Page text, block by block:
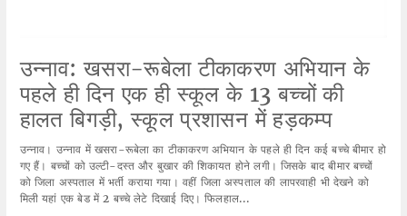
उन्नाव: खसरा-रूबेला टीकाकरण अभियान के
पहले ही दिन एक ही स्कूल के 13 बच्चों की
हालत बिगड़ी, स्कूल प्रशासन में हड़कम्प
उन्नाव। उन्नाव में खसरा-रूबेला का टीकाकरण अभियान के पहले ही दिन कई बच्चे बीमार हो
गए हैं। बच्चों को उल्टी-दस्त और बुखार की शिकायत होने लगी। जिसके बाद बीमार बच्चों
को जिला अस्पताल में भर्ती कराया गया। वहीं जिला अस्पताल की लापरवाही भी देखने को
मिली यहां एक बेड में 2 बच्चे लेटे दिखाई दिए। फिलहाल...